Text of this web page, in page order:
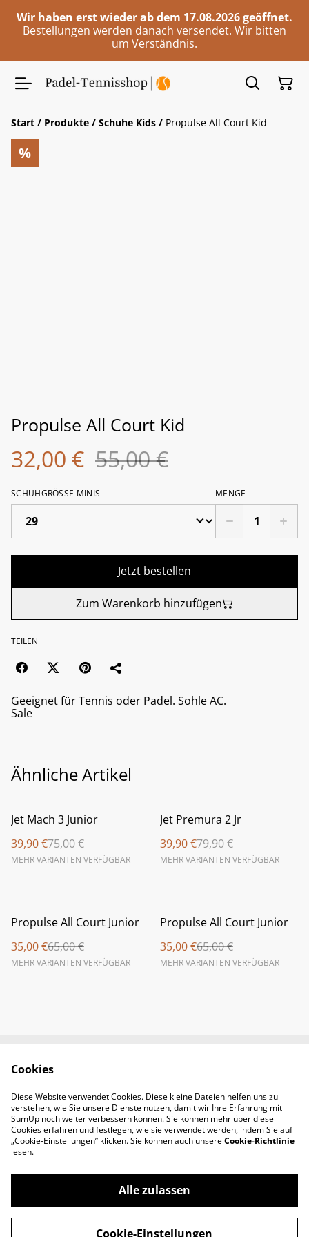
Wir haben erst wieder ab dem 17.08.2026 geöffnet.
Bestellungen werden danach versendet. Wir bitten
um Verständnis.
Start / Produkte / Schuhe Kids / Propulse All Court Kid
%
Propulse All Court Kid
32,00 € 55,00 €
SCHUHGRÖSSE MINIS MENGE
Jetzt bestellen
Zum Warenkorb hinzufügen
TEILEN
Geeignet für Tennis oder Padel. Sohle AC.
Sale
Ähnliche Artikel
%
Jet Mach 3 Junior
39,90 €75,00 €
MEHR VARIANTEN VERFÜGBAR
%
Jet Premura 2 Jr
39,90 €79,90 €
MEHR VARIANTEN VERFÜGBAR
%
Propulse All Court Junior
35,00 €65,00 €
MEHR VARIANTEN VERFÜGBAR
%
Propulse All Court Junior
35,00 €65,00 €
MEHR VARIANTEN VERFÜGBAR
Legal Terms
Privacy Policy
Cookie Policy
©2026Padel-Tennisshop
Cookies
Diese Website verwendet Cookies. Diese kleine Dateien helfen uns zu
verstehen, wie Sie unsere Dienste nutzen, damit wir Ihre Erfahrung mit
SumUp noch weiter verbessern können. Sie können mehr über diese
Cookies erfahren und festlegen, wie sie verwendet werden, indem Sie auf
„Cookie-Einstellungen” klicken. Sie können auch unsereCookie-Richtlinie
lesen.
Alle zulassen
Cookie-Einstellungen